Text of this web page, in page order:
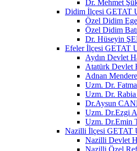
Dr. Mehmet
Didim İlçesi GETAT
Özel Didim
Özel Didim
Dr. Hüseyin
Efeler İlçesi GETAT
Aydın Devlet
Atatürk Devlet
Adnan
Uzm. Dr.
Uzm. Dr.
Dr.Aysun
Uzm. Dr.Ezgi
Uzm. Dr.Emin
Nazilli İlçesi GETAT
Nazilli Devlet
Nazilli Özel